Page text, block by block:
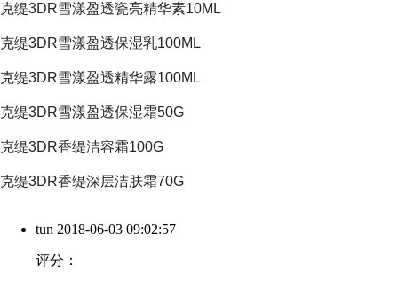
克缇3DR雪漾盈透瓷亮精华素10ML
克缇3DR雪漾盈透保湿乳100ML
克缇3DR雪漾盈透精华露100ML
克缇3DR雪漾盈透保湿霜50G
克缇3DR香缇洁容霜100G
克缇3DR香缇深层洁肤霜70G
tun 2018-06-03 09:02:57
评分：